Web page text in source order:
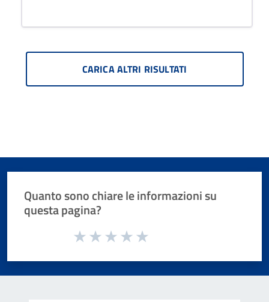
CARICA ALTRI RISULTATI
Quanto sono chiare le informazioni su
questa pagina?
Valuta da 1 a 5 stelle la pagina